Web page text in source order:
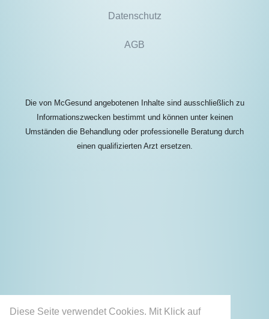
Diese Seite verwendet Cookies. Mit Klick auf
Datenschutz
AGB
Die von McGesund angebotenen Inhalte sind ausschließlich zu
Informationszwecken bestimmt und können unter keinen
Umständen die Behandlung oder professionelle Beratung durch
einen qualifizierten Arzt ersetzen.